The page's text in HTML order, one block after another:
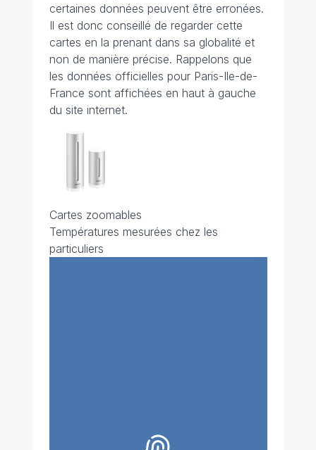
certaines données peuvent être erronées.
Il est donc conseillé de regarder cette
cartes en la prenant dans sa globalité et
non de manière précise. Rappelons que
les données officielles pour Paris-Ile-de-
France sont affichées en haut à gauche
du site internet.
Cartes zoomables
Températures mesurées chez les
particuliers